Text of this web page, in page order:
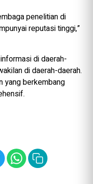
penelitian di
reputasi tinggi,”
di daerah-
di daerah-daerah.
yang berkembang